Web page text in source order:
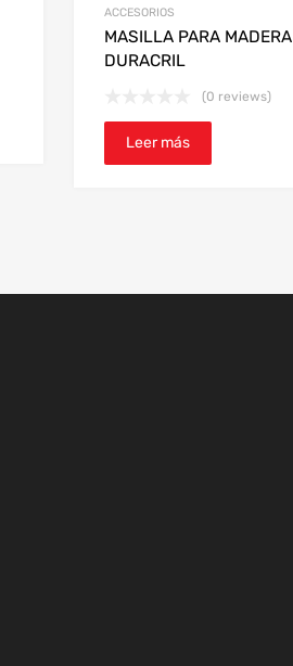
ACCESORIOS
MASILLA PARA MADERA
DURACRIL
(0 reviews)
Leer más